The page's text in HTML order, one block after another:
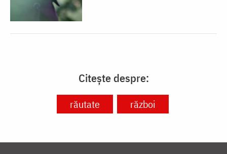
Citește despre:
răutate război